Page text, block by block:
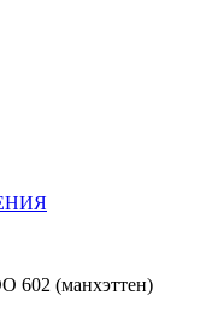
602 (манхэттен)